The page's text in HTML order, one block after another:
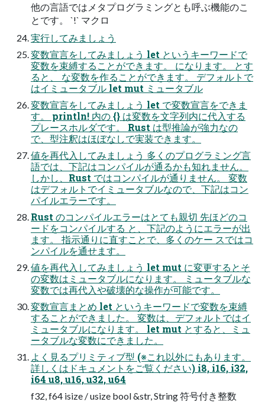
他の言語ではメタプログラミングとも呼ぶ機能のこ
とです。 `!` マクロ
実行してみましょう
変数宣言をしてみましょう let というキーワードで
変数を束縛することができます。 になります。 とす
ると、 な変数を作ることができます。 デフォルトで
はイミュータブル let mut ミュータブル
変数宣言をしてみましょう let で変数宣言をできま
す。 println! 内の {} は変数を文字列内に代入する
プレースホルダです。 Rust は型推論が強力なの
で、型注釈はほぼなしで実装できます。
値を再代入してみましょう 多くのプログラミング言
語では、下記はコンパイルが通るかも知れません。
しかし、Rust ではコンパイルが通りません。 変数
はデフォルトでイミュータブルなので、下記はコン
パイルエラーです。
Rust のコンパイルエラーはとても親切 先ほどのコ
ードをコンパイルする と、下記のようにエラーが出
ます。 指示通りに直すことで、多くのケー スではコ
ンパイルを通せます。
値を再代入してみましょう let mut に変更するとそ
の変数はミュータブルになります。 ミュータブルな
変数では再代入や破壊的な操作が可能です。
変数宣言まとめ let というキーワードで変数を束縛
することができました。 変数は、デフォルトではイ
ミュータブルになります。 let mut とすると、ミュ
ータブルな変数にできました。
よく見るプリミティブ型 (※これ以外にもあります。
詳しくはドキュメントをご覧ください) i8, i16, i32,
i64 u8, u16, u32, u64
f32, f64 isize / usize bool &str, String 符号付き整数